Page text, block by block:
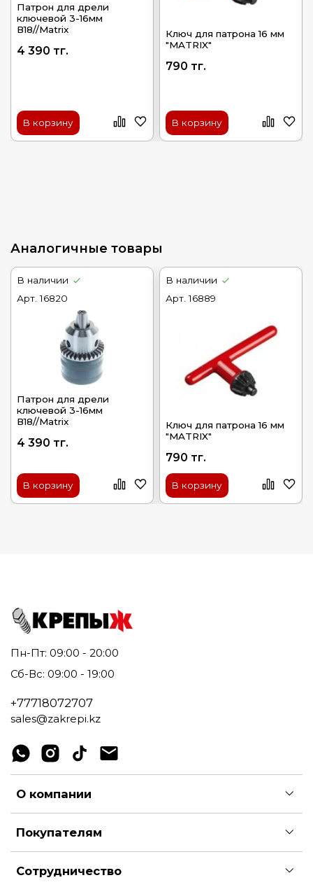
Патрон для дрели
ключевой 3-16мм
В18//Matrix
4 390 тг.
В корзину
Ключ для патрона 16 мм
"MATRIX"
790 тг.
В корзину
Аналогичные товары
В наличии
Арт.16820
Патрон для дрели
ключевой 3-16мм
В18//Matrix
4 390 тг.
В корзину
В наличии
Арт.16889
Ключ для патрона 16 мм
"MATRIX"
790 тг.
В корзину
Пн-Пт: 09:00 - 20:00
Сб-Вс: 09:00 - 19:00
+77718072707
sales@zakrepi.kz
О компании
Покупателям
Сотрудничество